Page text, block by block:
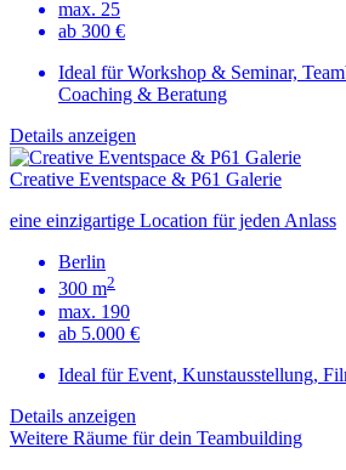
max. 25
ab 300 €
Ideal für Workshop & Seminar,
Coaching & Beratung
Details anzeigen
Creative Eventspace & P61 Galerie
eine einzigartige Location für jeden Anlass
Berlin
300 m2
max. 190
ab 5.000 €
Ideal für Event, Kunstausstellung,
Details anzeigen
Weitere Räume für dein Teambuilding